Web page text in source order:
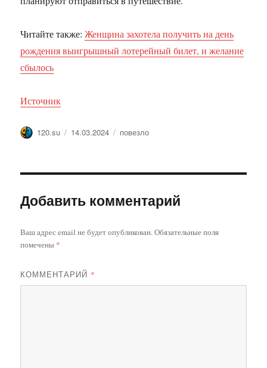
Читайте также:Женщина захотела получить на день
рождения выигрышный лотерейный билет, и желание
сбылось
Источник
Автор
120.su Опубликовано
14.03.2024 Метки
повезло
Добавить комментарий
Ваш адрес email не будет опубликован.Обязательные поля
помечены *
КОММЕНТАРИЙ *